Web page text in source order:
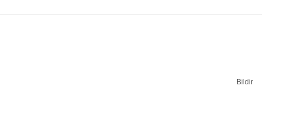
Bildir